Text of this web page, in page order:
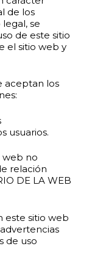
de los
legal, se
de este sitio
el sitio web y
aceptan los
usuarios.
web no
relación
DE LA WEB
este sitio web
de uso